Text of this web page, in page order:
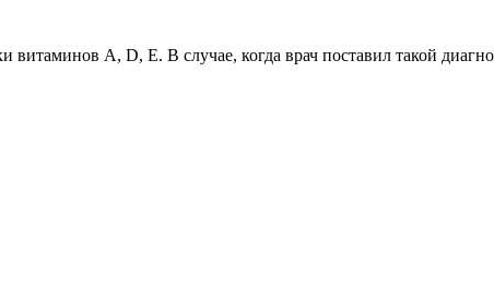
витаминов A, D, E. В случае, когда врач поставил такой